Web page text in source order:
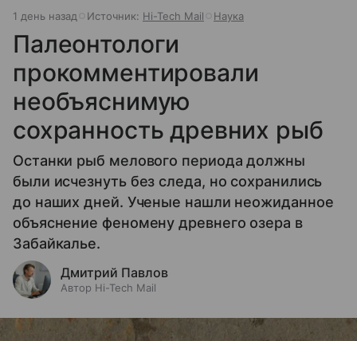
1 день назад Источник: Hi-Tech Mail Наука
Палеонтологи
прокомментировали
необъяснимую
сохранность древних рыб
Останки рыб мелового периода должны
были исчезнуть без следа, но сохранились
до наших дней. Ученые нашли неожиданное
объяснение феномену древнего озера в
Забайкалье.
Дмитрий Павлов
Автор Hi-Tech Mail